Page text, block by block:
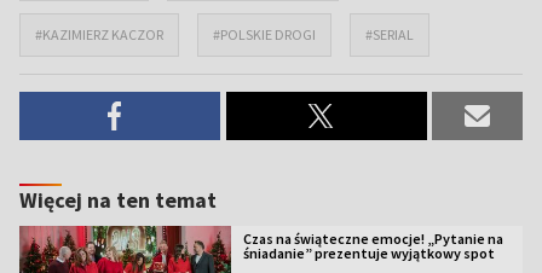
#KAZIMIERZ KACZOR #POLSKIE DROGI #SERIAL
Więcej na ten temat
Czas na świąteczne emocje! „Pytanie na
śniadanie” prezentuje wyjątkowy spot